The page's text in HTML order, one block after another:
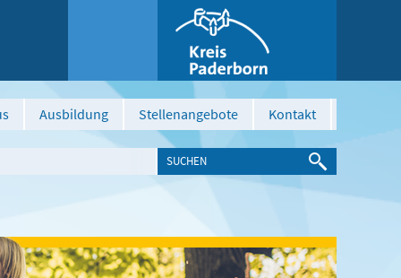
Ausbildung Stellenangebote Kontakt